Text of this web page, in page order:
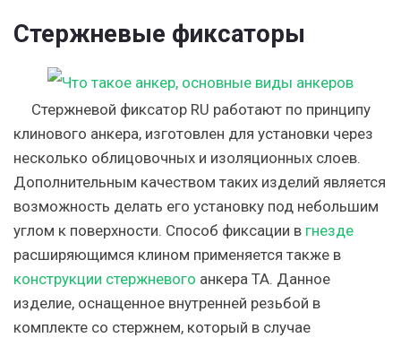
Стержневые фиксаторы
Стержневой фиксатор RU работают по принципу
клинового анкера, изготовлен для установки через
несколько облицовочных и изоляционных слоев.
Дополнительным качеством таких изделий является
возможность делать его установку под небольшим
углом к поверхности. Способ фиксации в гнезде
расширяющимся клином применяется также в
конструкции стержневого анкера TA. Данное
изделие, оснащенное внутренней резьбой в
комплекте со стержнем, который в случае